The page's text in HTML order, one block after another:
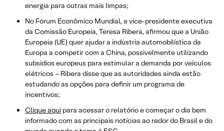
energia para outras mais limpas;
No Fórum Econômico Mundial, a vice-presidente executiva
da Comissão Europeia, Teresa Ribera, afirmou que a União
Europeia (UE) quer ajudar a indústria automobilística da
Europa a competir com a China, possivelmente utilizando
subsídios europeus para estimular a demanda por veículos
elétricos – Ribera disse que as autoridades ainda estão
estudando as opções para definir um programa de
incentivos;
Clique aqui para acessar o relatório e começar o dia bem
informado com as principais notícias ao redor do Brasil e do